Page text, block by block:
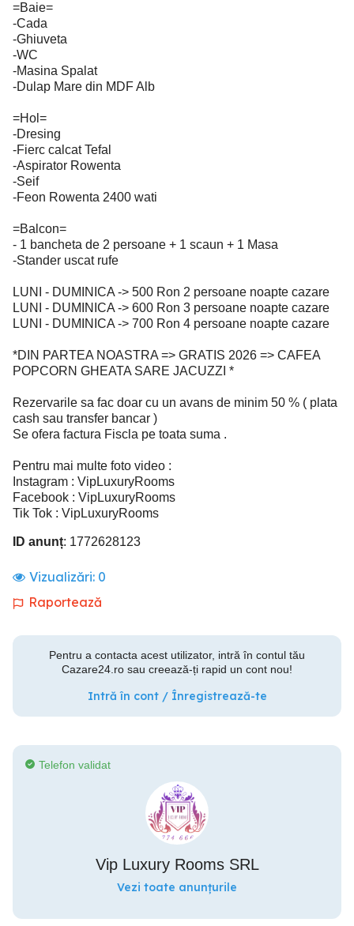
=Baie=
-Cada
-Ghiuveta
-WC
-Masina Spalat
-Dulap Mare din MDF Alb
=Hol=
-Dresing
-Fierc calcat Tefal
-Aspirator Rowenta
-Seif
-Feon Rowenta 2400 wati
=Balcon=
- 1 bancheta de 2 persoane + 1 scaun + 1 Masa
-Stander uscat rufe
LUNI - DUMINICA -> 500 Ron 2 persoane noapte cazare
LUNI - DUMINICA -> 600 Ron 3 persoane noapte cazare
LUNI - DUMINICA -> 700 Ron 4 persoane noapte cazare
*DIN PARTEA NOASTRA => GRATIS 2026 => CAFEA
POPCORN GHEATA SARE JACUZZI *
Rezervarile sa fac doar cu un avans de minim 50 % ( plata
cash sau transfer bancar )
Se ofera factura Fiscla pe toata suma .
Pentru mai multe foto video :
Instagram : VipLuxuryRooms
Facebook : VipLuxuryRooms
Tik Tok : VipLuxuryRooms
ID anunț: 1772628123
Vizualizări: 0
Raportează
Pentru a contacta acest utilizator, intră în contul tău
Cazare24.ro sau creează-ți rapid un cont nou!
Intră în cont / Înregistrează-te
Telefon validat
Vip Luxury Rooms SRL
Vezi toate anunțurile